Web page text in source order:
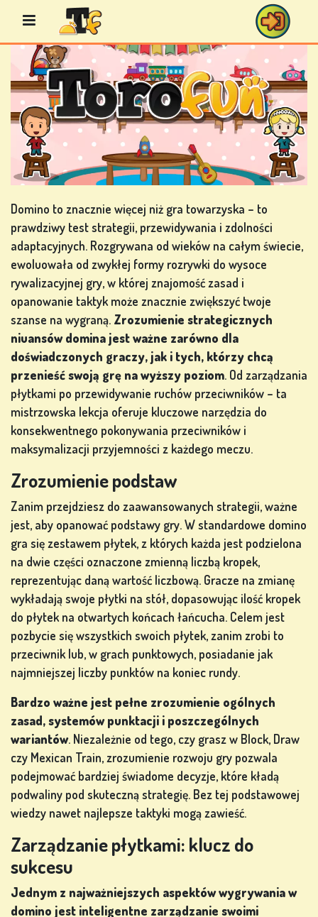
GRY
BINGO
GRY
KASYNOWE
GRY
KARCIANE
GRY
LOTERYJNE
GRY
INNE
GRY
GRY W
POKERA
GRY Z
AUTOMATÓW
ZAREJESTRUJ
SIĘ
Przejdź
treści
Domino to znacznie więcej niż gra towarzyska – to
prawdziwy test strategii, przewidywania i zdolności
adaptacyjnych. Rozgrywana od wieków na całym świecie,
ewoluowała od zwykłej formy rozrywki do wysoce
rywalizacyjnej gry, w której znajomość zasad i
opanowanie taktyk może znacznie zwiększyć twoje
szanse na wygraną. Zrozumienie strategicznych
niuansów domina jest ważne zarówno dla
doświadczonych graczy, jak i tych, którzy chcą
przenieść swoją grę na wyższy poziom. Od zarządzania
płytkami po przewidywanie ruchów przeciwników – ta
mistrzowska lekcja oferuje kluczowe narzędzia do
konsekwentnego pokonywania przeciwników i
maksymalizacji przyjemności z każdego meczu.
Zrozumienie podstaw
Zanim przejdziesz do zaawansowanych strategii, ważne
jest, aby opanować podstawy gry. W standardowe domino
gra się zestawem płytek, z których każda jest podzielona
na dwie części oznaczone zmienną liczbą kropek,
reprezentując daną wartość liczbową. Gracze na zmianę
wykładają swoje płytki na stół, dopasowując ilość kropek
do płytek na otwartych końcach łańcucha. Celem jest
pozbycie się wszystkich swoich płytek, zanim zrobi to
przeciwnik lub, w grach punktowych, posiadanie jak
najmniejszej liczby punktów na koniec rundy.
Bardzo ważne jest pełne zrozumienie ogólnych
zasad, systemów punktacji i poszczególnych
wariantów. Niezależnie od tego, czy grasz w Block, Draw
czy Mexican Train, zrozumienie rozwoju gry pozwala
podejmować bardziej świadome decyzje, które kładą
podwaliny pod skuteczną strategię. Bez tej podstawowej
wiedzy nawet najlepsze taktyki mogą zawieść.
Zarządzanie płytkami: klucz do
sukcesu
Jednym z najważniejszych aspektów wygrywania w
domino jest inteligentne zarządzanie swoimi